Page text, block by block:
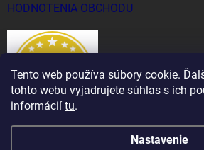
Tento web používa súbory cookie.
tohto webu vyjadrujete súhlas s ich
informácií tu.
Nastavenie
HODNOTENIA OBCHODU